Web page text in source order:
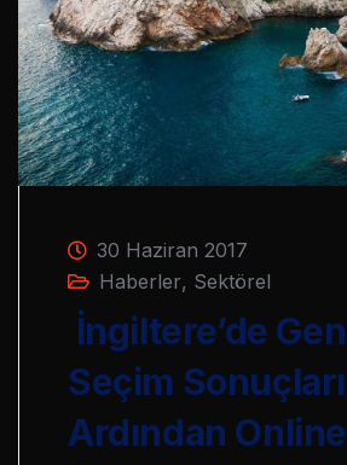
30 Haziran 2017
Haberler, Sektörel
İngiltere’de
Seçim
Ardından Online